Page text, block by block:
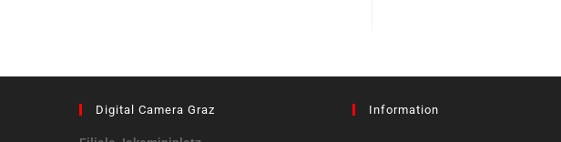
Digital Camera Graz Information